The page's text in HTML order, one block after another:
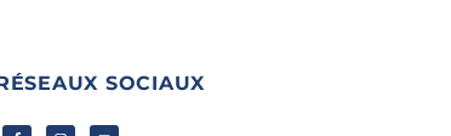
SOCIAUX